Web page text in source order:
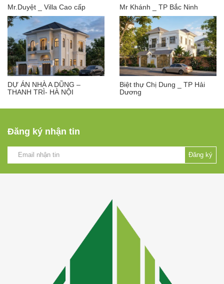
Mr.Duyệt _ Villa Cao cấp Mr Khánh _ TP Bắc Ninh
DỰ ÁN NHÀ A DŨNG –
THANH TRÌ- HÀ NỘI
Biệt thự Chị Dung _ TP Hải
Dương
Đăng ký nhận tin
Đăng ký